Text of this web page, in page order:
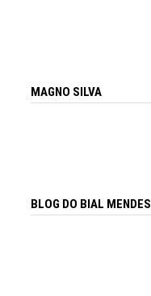
MAGNO SILVA
BLOG DO BIAL MENDES